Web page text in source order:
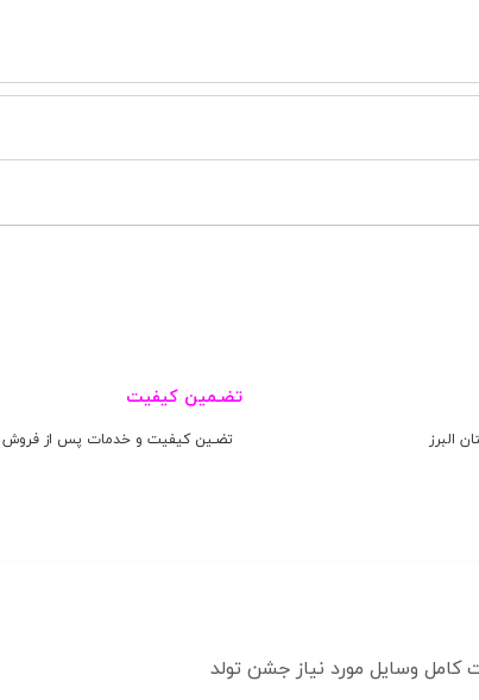
البرز
تضـمین کیفیت
تضـین کیفیت و خدمات پس از فروش
وسایل مورد نیاز جشن تولد